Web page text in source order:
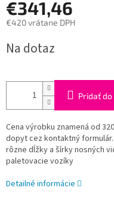
€341,46
€420 vrátane DPH
cena:
Na dotaz
Pridať do
Cena výrobku znamená od
dopyt cez kontaktný
rôzne dĺžky a šírky nosných
paletovacie vozíky
Detailné informácie